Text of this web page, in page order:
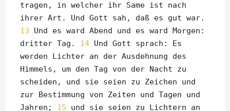
tragen, in welcher ihr Same ist nach
ihrer Art. Und Gott sah, daß es gut war.
13 Und es ward Abend und es ward Morgen:
dritter Tag. 14 Und Gott sprach: Es
werden Lichter an der Ausdehnung des
Himmels, um den Tag von der Nacht zu
scheiden, und sie seien zu Zeichen und
zur Bestimmung von Zeiten und Tagen und
Jahren; 15 und sie seien zu Lichtern an